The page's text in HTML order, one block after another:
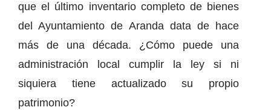
que el último inventario completo de bienes
del Ayuntamiento de Aranda data de hace
más de una década. ¿Cómo puede una
administración local cumplir la ley si ni
siquiera tiene actualizado su propio
patrimonio?